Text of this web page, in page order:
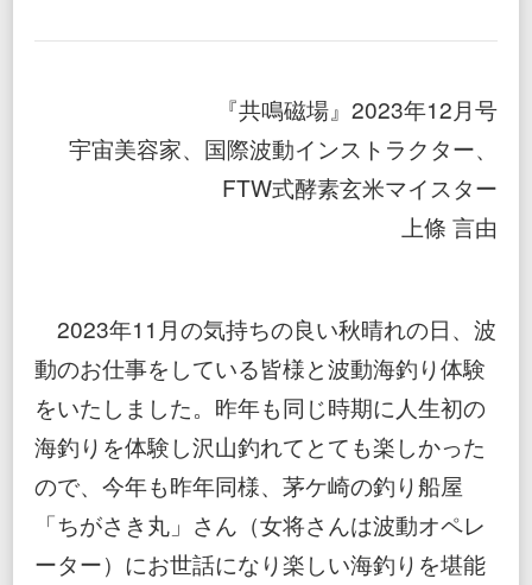
で
り？
『共鳴磁場』2023年12月号
宇宙美容家、国際波動インストラクター、
FTW式酵素玄米マイスター
上條 言由
2023年11月の気持ちの良い秋晴れの日、波
動のお仕事をしている皆様と波動海釣り体験
をいたしました。昨年も同じ時期に人生初の
海釣りを体験し沢山釣れてとても楽しかった
ので、今年も昨年同様、茅ケ崎の釣り船屋
「ちがさき丸」さん（女将さんは波動オペレ
ーター）にお世話になり楽しい海釣りを堪能